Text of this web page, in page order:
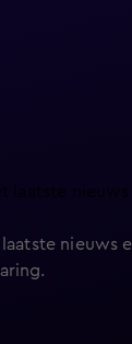
nieuws
.